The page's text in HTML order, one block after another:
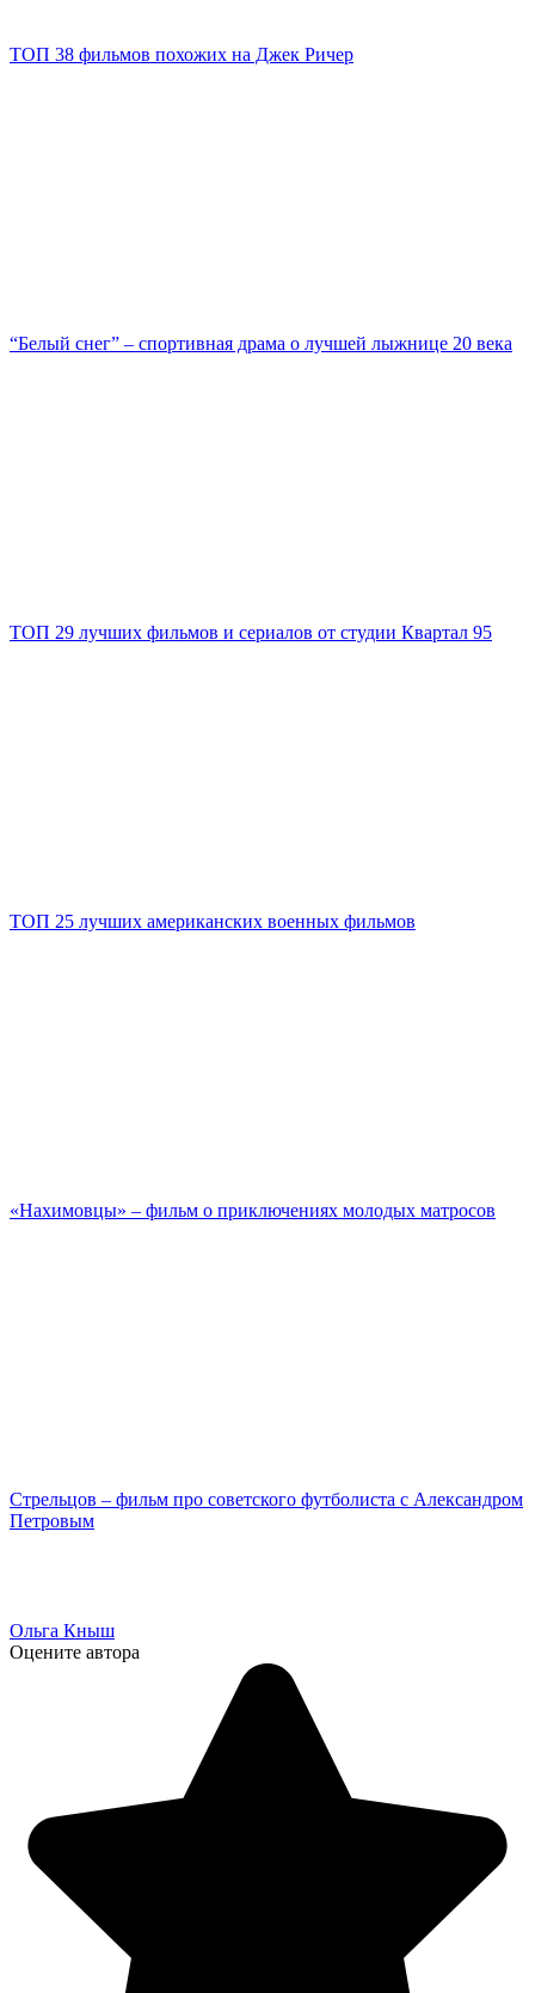
ТОП 38 фильмов похожих на Джек Ричер
“Белый снег” – спортивная драма о лучшей лыжнице 20 века
ТОП 29 лучших фильмов и сериалов от студии Квартал 95
ТОП 25 лучших американских военных фильмов
«Нахимовцы» – фильм о приключениях молодых матросов
Стрельцов – фильм про советского футболиста с Александром
Петровым
Ольга Кныш
Оцените автора